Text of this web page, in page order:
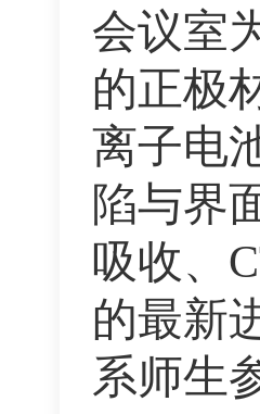
会议室
的正极
离子电
陷与界
吸收、
的最新
系师生